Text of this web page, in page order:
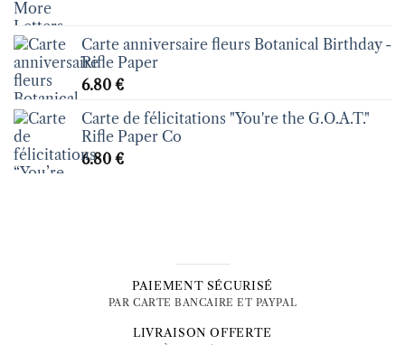
Carte anniversaire fleurs Botanical Birthday -
Rifle Paper
6.80 €
Carte de félicitations "You're the G.O.A.T."
Rifle Paper Co
6.80 €
PAIEMENT SÉCURISÉ
PAR CARTE BANCAIRE ET PAYPAL
LIVRAISON OFFERTE